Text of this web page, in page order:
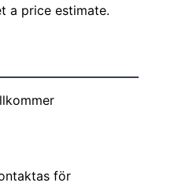
a price estimate.
för